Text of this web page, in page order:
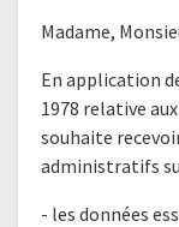
Madame,
En application
1978 relative
souhaite
administratifs
- les données